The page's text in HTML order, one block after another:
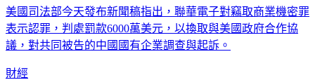
美國司法部今天發布新聞稿指出，聯華電子對竊取商業機密罪
表示認罪，判處罰款6000萬美元，以換取與美國政府合作協
議，對共同被告的中國國有企業調查與起訴。
財經